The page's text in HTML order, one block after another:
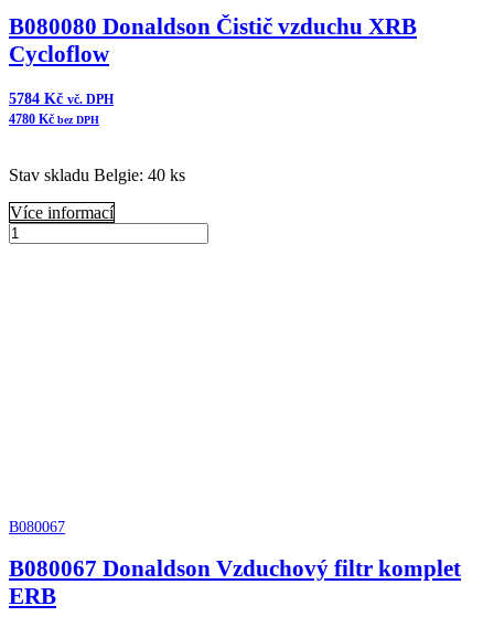
B080080 Donaldson Čistič vzduchu XRB
Cycloflow
5784 Kč vč. DPH
4780 Kč bez DPH
Stav skladu Belgie: 40 ks
Více informací
B080080
B080067
B080067 Donaldson Vzduchový filtr komplet
ERB